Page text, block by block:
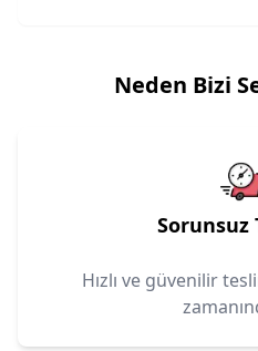
Neden Bizi
Sorunsuz
Hızlı ve güvenilir